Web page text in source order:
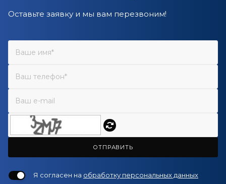
Оставьте заявку и мы вам перезвоним!
ОТПРАВИТЬ
Я согласен на обработку персональных данных